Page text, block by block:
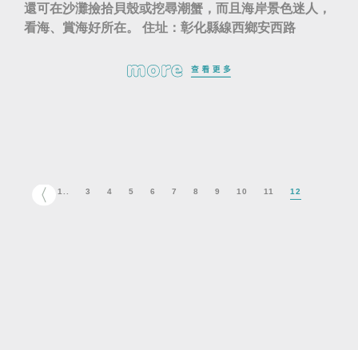
還可在沙灘撿拾貝殼或挖尋潮蟹，而且海岸景色迷人，
看海、賞海好所在。 住址：彰化縣線西鄉安西路
1.. 3 4 5 6 7 8 9 10 11 12